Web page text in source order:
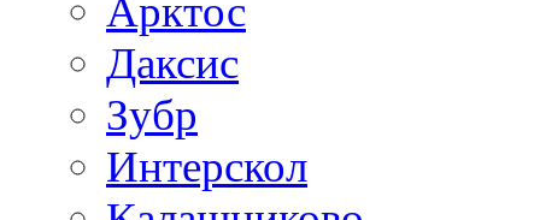
Арктос
Даксис
Зубр
Интерскол